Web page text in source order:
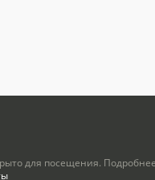
для посещения.